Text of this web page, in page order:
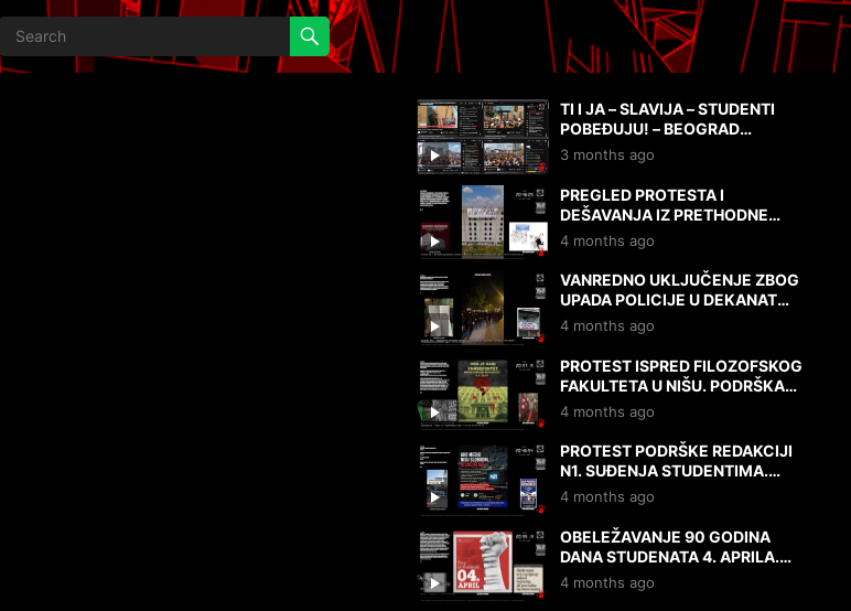
TI I JA – SLAVIJA – STUDENTI
POBEĐUJU! – BEOGRAD
23.5.2026.
3 months ago
PREGLED PROTESTA I
DEŠAVANJA IZ PRETHODNE
NEDELJE – OD 10.4. DO DANAS,
4 months ago
VANREDNO UKLJUČENJE ZBOG
UPADA POLICIJE U DEKANAT
MEDICINSKOG FAKULTETA!
4 months ago
PROTEST ISPRED FILOZOFSKOG
FAKULTETA U NIŠU. PODRŠKA
STUDENTIMA I N1. MIŠLJENJA I
DOKAZI. 9.4.2026.
4 months ago
PROTEST PODRŠKE REDAKCIJI
N1. SUĐENJA STUDENTIMA.
PROTESTI. MIŠLJENJA.
4 months ago
OBELEŽAVANJE 90 GODINA
DANA STUDENATA 4. APRILA.
PREGLED PROTESTA I DRUGIH
DEŠAVANJA 3. I 4.4.2026.
4 months ago